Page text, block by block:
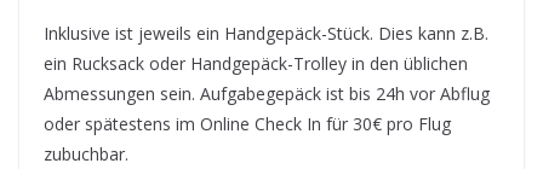
Inklusive ist jeweils ein Handgepäck-Stück. Dies kann z.B.
ein Rucksack oder Handgepäck-Trolley in den üblichen
Abmessungen sein. Aufgabegepäck ist bis 24h vor Abflug
oder spätestens im Online Check In für 30€ pro Flug
zubuchbar.